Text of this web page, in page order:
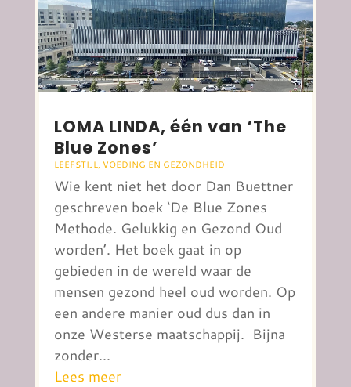
LOMA LINDA, één van ‘The
Blue Zones’
LEEFSTIJL, VOEDING EN GEZONDHEID
Wie kent niet het door Dan Buettner
geschreven boek ‘De Blue Zones
Methode. Gelukkig en Gezond Oud
worden’. Het boek gaat in op
gebieden in de wereld waar de
mensen gezond heel oud worden. Op
een andere manier oud dus dan in
onze Westerse maatschappij. Bijna
zonder...
Lees meer